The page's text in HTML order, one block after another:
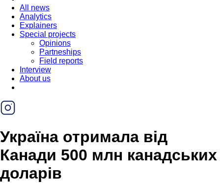
All news
Analytics
Explainers
Special projects
Opinions
Partneships
Field reports
Interview
About us
Україна отримала від
Канади 500 млн канадських
доларів